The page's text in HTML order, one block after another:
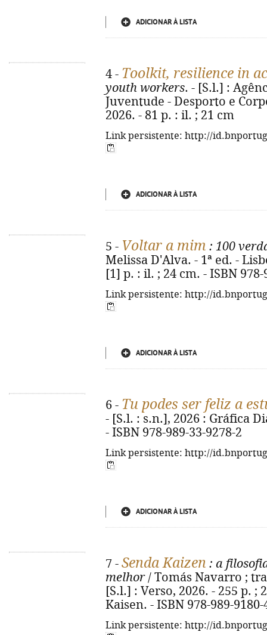
ADICIONAR À LISTA
4 - Toolkit, resilience in
youth workers. - [S.l.] :
Juventude - Desporto e
2026. - 81 p. : il. ; 21 cm
Link persistente: http://
ADICIONAR À LISTA
5 - Voltar a mim : 100
Melissa D'Alva. - 1ª ed. -
[1] p. : il. ; 24 cm. - ISBN 978-
Link persistente: http://
ADICIONAR À LISTA
6 - Tu podes ser feliz a
- [S.l. : s.n.], 2026 : Gráfica
- ISBN 978-989-33-9278-2
Link persistente: http://
ADICIONAR À LISTA
7 - Senda Kaizen : a
melhor/ Tomás Navarro ;
[S.l.] : Verso, 2026. - 255 p.
Kaisen. - ISBN 978-989-9180-
Link persistente: http://